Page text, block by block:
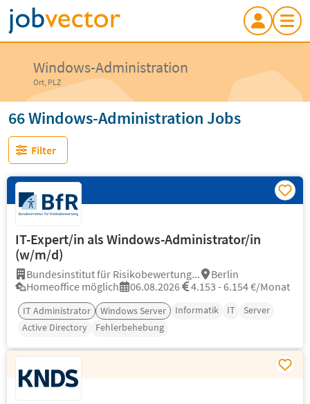
Windows-Administration
Ort, PLZ
66 Windows-Administration Jobs
Filter
IT-Expert/in als Windows-Administrator/in
(w/m/d)
Bundesinstitut für Risikobewertung...
Berlin
Homeoffice möglich
06.08.2026 4.153 - 6.154 €/Monat
IT Administrator Windows Server Informatik IT
Server
Active Directory
Fehlerbehebung